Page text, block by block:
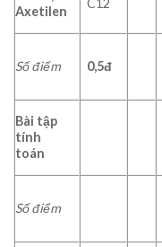
Axetilen
C12
Số điểm 0,5đ
Bài tập
tính
toán
Số điểm